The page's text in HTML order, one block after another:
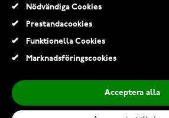
Nödvändiga Cookies
Prestandacookies
Funktionella Cookies
Marknadsföringscookies
Acceptera alla